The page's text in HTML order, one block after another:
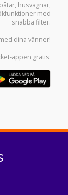
båtar, husvagnar,
med
snabba filter.
dina vänner!
appen gratis: